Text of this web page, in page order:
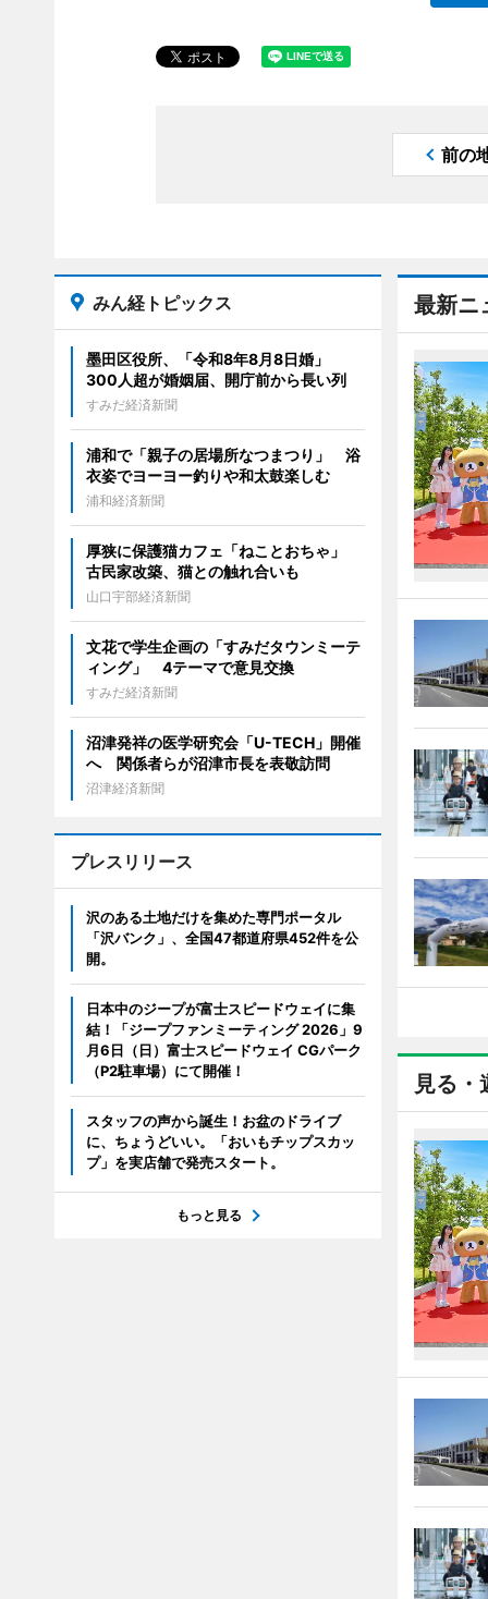
前の
最新ニ
見る・
みん経トピックス
墨田区役所、「令和8年8月8日婚」
300人超が婚姻届、開庁前から長い列
すみだ経済新聞
浦和で「親子の居場所なつまつり」 浴
衣姿でヨーヨー釣りや和太鼓楽しむ
浦和経済新聞
厚狭に保護猫カフェ「ねことおちゃ」
古民家改築、猫との触れ合いも
山口宇部経済新聞
文花で学生企画の「すみだタウンミーテ
ィング」 4テーマで意見交換
すみだ経済新聞
沼津発祥の医学研究会「U-TECH」開催
へ 関係者らが沼津市長を表敬訪問
沼津経済新聞
プレスリリース
沢のある土地だけを集めた専門ポータル
「沢バンク」、全国47都道府県452件を公
開。
日本中のジープが富士スピードウェイに集
結！「ジープファンミーティング 2026」9
月6日（日）富士スピードウェイ CGパーク
（P2駐車場）にて開催！
スタッフの声から誕生！お盆のドライブ
に、ちょうどいい。「おいもチップスカッ
プ」を実店舗で発売スタート。
もっと見る